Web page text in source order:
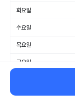
화요일
수요일
목요일
금요일
일요일